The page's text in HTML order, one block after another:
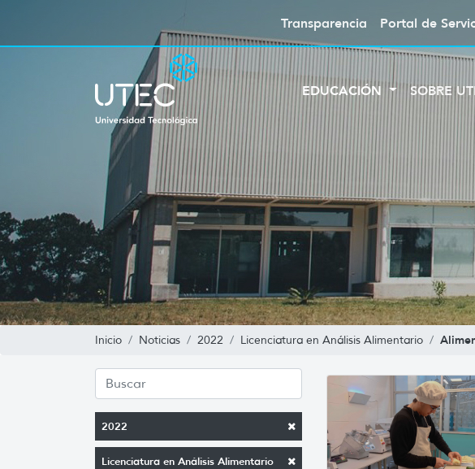
Transparencia Portal de
EDUCACIÓN SOBRE
Inicio Noticias 2022 Licenciatura en Análisis Alimentario
2022
Licenciatura en Análisis Alimentario